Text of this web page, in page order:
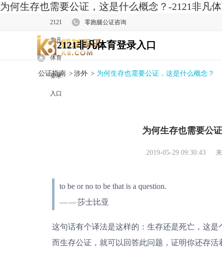
为何生存也需要公证，这是什么概念？-2121非凡
2121
非凡
体育
登录
入口
零跑腿公证咨询
2121非凡体育登录入口
公证指南 > 涉外 > 为何生存也需要公证，这是什么概念？
为何生存也需要公
2019-05-29 09:30:43
to be or no to be that is a question.
——莎士比亚
这句话有个译法是这样的：生存还是死亡，这是
而生存公证，就可以回答此问题，证明你还存活